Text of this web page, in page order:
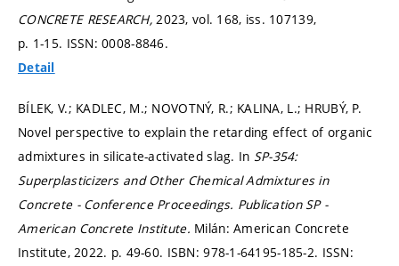
CONCRETE RESEARCH,2023, vol. 168, iss. 107139,
p. 1-15. ISSN: 0008-8846.
Detail
BÍLEK, V.; KADLEC, M.; NOVOTNÝ, R.; KALINA, L.; HRUBÝ, P.
Novel perspective to explain the retarding effect of organic
admixtures in silicate-activated slag. In SP-354:
Superplasticizers and Other Chemical Admixtures in
Concrete - Conference Proceedings. Publication SP -
American Concrete Institute. Milán: American Concrete
Institute, 2022. p. 49-60. ISBN: 978-1-64195-185-2. ISSN: